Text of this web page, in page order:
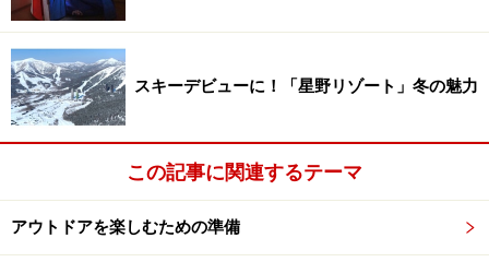
結局、木には一切負荷をかけずに安定させる一番の方法
として、立ち木に寄り添わせて柱を立てる、というやり
方にたどりつきました。いわば高床式の小屋ってことで
すね。まずこの高床を作ることが作業の第一段階で、こ
れさえ出来れば後は簡単。というか後は地面の上に小屋
を建てるのと同じですから、ある程度作業の予想が付く
でしょう。
スキーデビューに！「星野リゾート」冬の魅力
この記事に関連するテーマ
アウトドアを楽しむための準備